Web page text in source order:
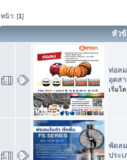
หน้า: [1]
หัว
ท่อล
อุตส
เริ่มโ
พัดล
ประ